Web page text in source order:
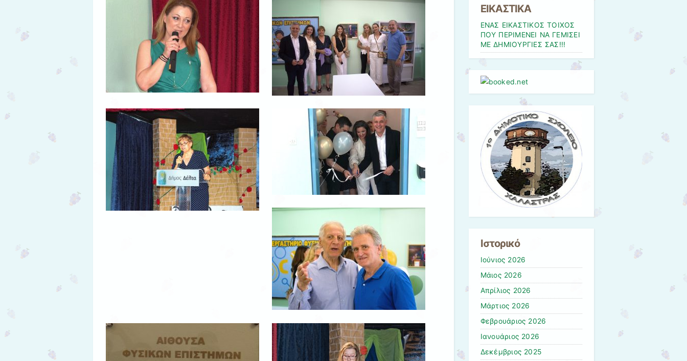
ΕΙΚΑΣΤΙΚΑ
ΕΝΑΣ ΕΙΚΑΣΤΙΚΟΣ ΤΟΙΧΟΣ
ΠΟΥ ΠΕΡΙΜΕΝΕΙ ΝΑ ΓΕΜΙΣΕΙ
ΜΕ ΔΗΜΙΟΥΡΓΙΕΣ ΣΑΣ!!!
Ιστορικό
Ιούνιος 2026
Μάιος 2026
Απρίλιος 2026
Μάρτιος 2026
Φεβρουάριος 2026
Ιανουάριος 2026
Δεκέμβριος 2025